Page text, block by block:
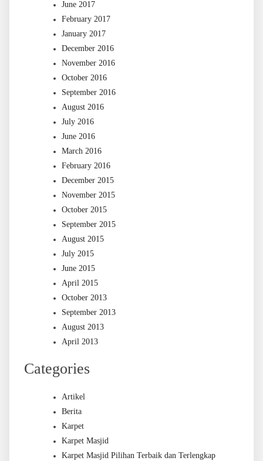
June 2017
February 2017
January 2017
December 2016
November 2016
October 2016
September 2016
August 2016
July 2016
June 2016
March 2016
February 2016
December 2015
November 2015
October 2015
September 2015
August 2015
July 2015
June 2015
April 2015
October 2013
September 2013
August 2013
April 2013
Categories
Artikel
Berita
Karpet
Karpet Masjid
Karpet Masjid Pilihan Terbaik dan Terlengkap